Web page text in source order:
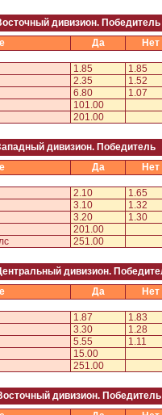
дивизион. Победитель
Да
Нет
1.85
1.85
2.35
1.52
6.80
1.07
101.00
201.00
дивизион. Победитель
Да
Нет
2.10
1.65
3.10
1.32
3.20
1.30
201.00
251.00
дивизион.
Да
Нет
1.87
1.83
3.30
1.28
5.55
1.11
15.00
251.00
дивизион. Победитель